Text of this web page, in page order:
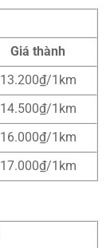
Giá thành
13.200₫/1km
14.500₫/1km
16.000₫/1km
17.000₫/1km